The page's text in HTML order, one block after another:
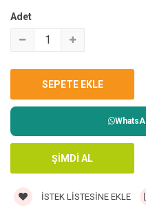
Adet
İSTEK LISTESINE EKLE